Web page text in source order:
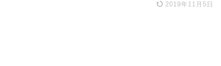
2019年11月5日